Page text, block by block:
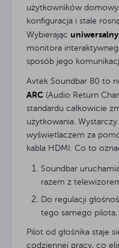
użytkowników
konfiguracja i stale
Wybierając
monitora
sposób jego
Avtek Soundbar 80 to
ARC (Audio Return
standardu całkowicie
użytkowania.
wyświetlaczem za
kabla HDMI. Co to
Soundbar
razem z
Do regulacji
tego samego pilota,
Pilot od głośnika staje
codziennej pracy, co